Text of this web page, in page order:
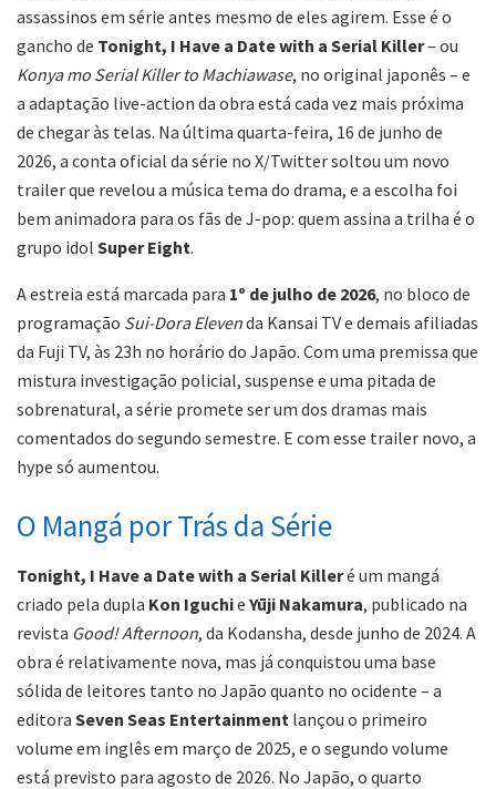
assassinos em série antes mesmo de eles agirem. Esse é o
gancho de Tonight, I Have a Date with a Serial Killer– ou
Konya mo Serial Killer to Machiawase, no original japonês – e
a adaptação live-action da obra está cada vez mais próxima
de chegar às telas. Na última quarta-feira, 16 de junho de
2026, a conta oficial da série no X/Twitter soltou um novo
trailer que revelou a música tema do drama, e a escolha foi
bem animadora para os fãs de J-pop: quem assina a trilha é o
grupo idol Super Eight.
A estreia está marcada para 1º de julho de 2026, no bloco de
programação Sui-Dora Elevenda Kansai TV e demais afiliadas
da Fuji TV, às 23h no horário do Japão. Com uma premissa que
mistura investigação policial, suspense e uma pitada de
sobrenatural, a série promete ser um dos dramas mais
comentados do segundo semestre. E com esse trailer novo, a
hype só aumentou.
O Mangá por Trás da Série
Tonight, I Have a Date with a Serial Killeré um mangá
criado pela dupla Kon Iguchie Yūji Nakamura, publicado na
revista Good! Afternoon, da Kodansha, desde junho de 2024. A
obra é relativamente nova, mas já conquistou uma base
sólida de leitores tanto no Japão quanto no ocidente – a
editora Seven Seas Entertainment lançou o primeiro
volume em inglês em março de 2025, e o segundo volume
está previsto para agosto de 2026. No Japão, o quarto